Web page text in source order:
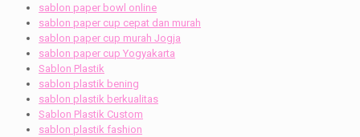
sablon paper bowl online
sablon paper cup cepat dan murah
sablon paper cup murah Jogja
sablon paper cup Yogyakarta
Sablon Plastik
sablon plastik bening
sablon plastik berkualitas
Sablon Plastik Custom
sablon plastik fashion